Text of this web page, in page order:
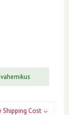
Shipping Cost